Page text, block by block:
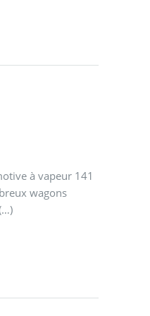
à vapeur 141
wagons